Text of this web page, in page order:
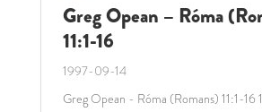
Greg Opean – Róma
11:1-16
1997-09-14
Greg Opean - Róma (Romans) 11:1-16